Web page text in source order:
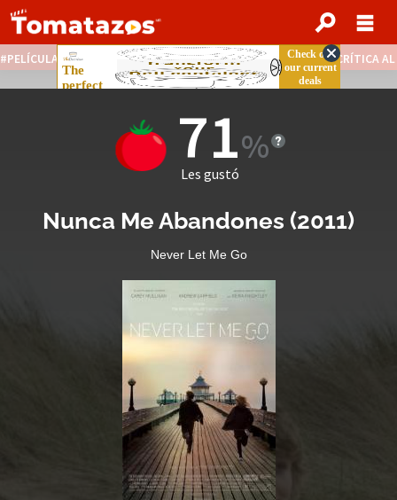
PELÍCULAS STREAMING GRATIS NOTICIAS DESTACADAS CRÍTICA
71
Les gustó
Nunca Me Abandones (2011)
Never Let Me Go